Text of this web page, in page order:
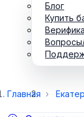
Блог
Купить
Главная